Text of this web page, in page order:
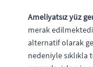
Ameliyatsız yüz
merak
alternatif olarak
nedeniyle